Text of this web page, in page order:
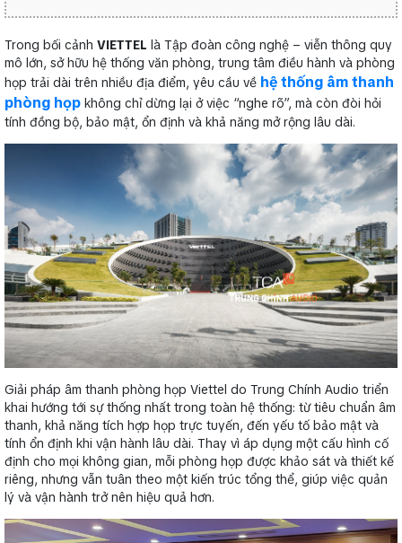
Trong bối cảnh VIETTEL là Tập đoàn công nghệ – viễn thông quy
mô lớn, sở hữu hệ thống văn phòng, trung tâm điều hành và phòng
họp trải dài trên nhiều địa điểm, yêu cầu về hệ thống âm thanh
phòng họp không chỉ dừng lại ở việc “nghe rõ”, mà còn đòi hỏi
tính đồng bộ, bảo mật, ổn định và khả năng mở rộng lâu dài.
Giải pháp âm thanh phòng họp Viettel do Trung Chính Audio triển
khai hướng tới sự thống nhất trong toàn hệ thống: từ tiêu chuẩn âm
thanh, khả năng tích hợp họp trực tuyến, đến yếu tố bảo mật và
tính ổn định khi vận hành lâu dài. Thay vì áp dụng một cấu hình cố
định cho mọi không gian, mỗi phòng họp được khảo sát và thiết kế
riêng, nhưng vẫn tuân theo một kiến trúc tổng thể, giúp việc quản
lý và vận hành trở nên hiệu quả hơn.